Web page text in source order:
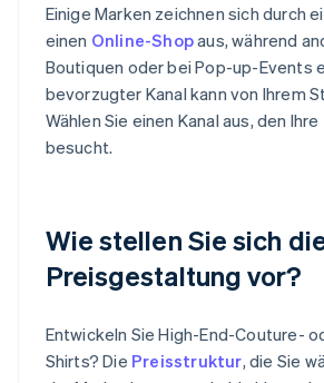
Einige Marken zeichnen sich durch
einen Online-Shopaus, während
Boutiquen oder bei Pop-up-Events
bevorzugter Kanal kann von Ihrem
Wählen Sie einen Kanal aus, den
besucht.
Wie stellen Sie sich
Preisgestaltung vor?
Entwickeln Sie High-End-Couture-
Shirts? Die Preisstruktur, die Sie